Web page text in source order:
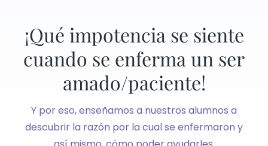
¡Qué impotencia se siente
cuando se enferma un ser
amado/paciente!
Y por eso, enseñamos a nuestros alumnos a
descubrir la razón por la cual se enfermaron y